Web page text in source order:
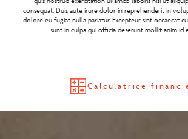
consequat. Duis aute irure dolor in reprehenderit in
dolore eu fugiat nulla pariatur. Excepteur sint occaecat
sunt in culpa qui officia deserunt mollit anim id
Calculatrice